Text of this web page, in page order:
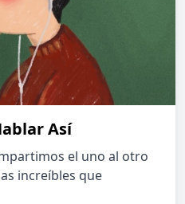
Así
el uno al otro
increíbles que